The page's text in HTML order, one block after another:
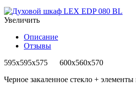
Увеличить
Описание
Отзывы
595х595х575 600х560х570
Черное закаленное стекло +